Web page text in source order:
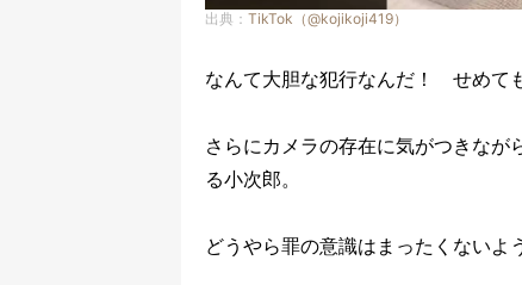
出典： TikTok（@kojikoji419）
なんて大胆な犯行なんだ！ せめて
さらにカメラの存在に気がつきな
る小次郎。
どうやら罪の意識はまったくないよ